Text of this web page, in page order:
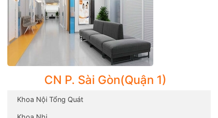
Trong lần khám đầu tiên, dựa vào bệnh sử và lối sống
của bệnh nhân, chúng tôi sẽ chỉ định những xét nghiệm
phù hợp với từng cá nhân. Những xét nghiệm cần thực
hiện có thể bao gồm mẫu dịch cơ thể, các kiểm tra
bằng hình ảnh (thiết bị siêu âm thế hệ mới, máy chụp
nhũ ảnh…), nội soi và lấy mẫu mô (sinh thiết), …
Ngoài ra, CarePlus Center Center cũng thực hiện Tiểu
phẫu: sinh thiết u nghi ngờ/ u mỡ/ u bã, tiểu phẩu u
CN P. Sài Gòn(Quận 1)
Khoa Nội Tổng Quát